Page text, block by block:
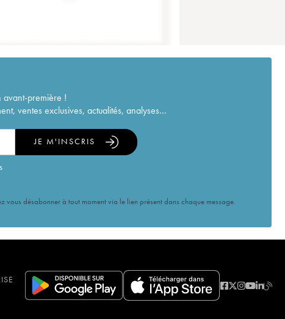
avant-première !
ventes exclusives, actualités, analyses...
JE M'INSCRIS
désabonner à tout moment via le lien présent dans chaque message.